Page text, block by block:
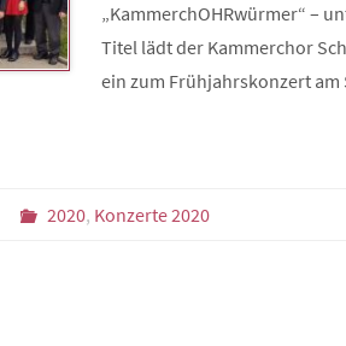
„KammerchOHRwürmer“ –
Titel lädt der Kammerchor
ein zum Frühjahrskonzert
2020, Konzerte 2020